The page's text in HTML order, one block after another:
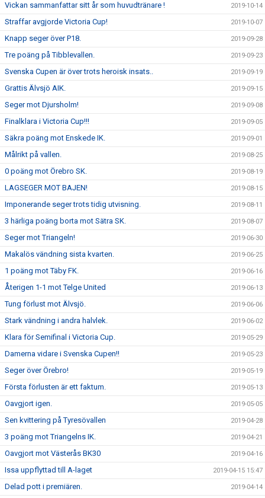
Vickan sammanfattar sitt år som huvudtränare ! 2019-10-14
Straffar avgjorde Victoria Cup! 2019-10-07
Knapp seger över P18. 2019-09-28
Tre poäng på Tibblevallen. 2019-09-23
Svenska Cupen är över trots heroisk insats.. 2019-09-19
Grattis Älvsjö AIK. 2019-09-15
Seger mot Djursholm! 2019-09-08
Finalklara i Victoria Cup!!! 2019-09-05
Säkra poäng mot Enskede IK. 2019-09-01
Målrikt på vallen. 2019-08-25
0 poäng mot Örebro SK. 2019-08-19
LAGSEGER MOT BAJEN! 2019-08-15
Imponerande seger trots tidig utvisning. 2019-08-11
3 härliga poäng borta mot Sätra SK. 2019-08-07
Seger mot Triangeln! 2019-06-30
Makalös vändning sista kvarten. 2019-06-25
1 poäng mot Täby FK. 2019-06-16
Återigen 1-1 mot Telge United 2019-06-13
Tung förlust mot Älvsjö. 2019-06-06
Stark vändning i andra halvlek. 2019-06-02
Klara för Semifinal i Victoria Cup. 2019-05-29
Damerna vidare i Svenska Cupen!! 2019-05-23
Seger över Örebro! 2019-05-19
Första förlusten är ett faktum. 2019-05-13
Oavgjort igen. 2019-05-05
Sen kvittering på Tyresövallen 2019-04-28
3 poäng mot Triangelns IK. 2019-04-21
Oavgjort mot Västerås BK30 2019-04-16
Issa uppflyttad till A-laget 2019-04-15 15:47
Delad pott i premiären. 2019-04-14